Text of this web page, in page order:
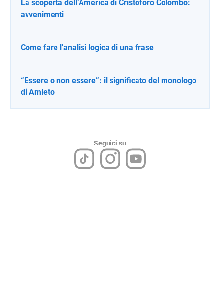
La scoperta dell’America di Cristoforo Colombo:
avvenimenti
Come fare l'analisi logica di una frase
“Essere o non essere”: il significato del monologo
di Amleto
Seguici su